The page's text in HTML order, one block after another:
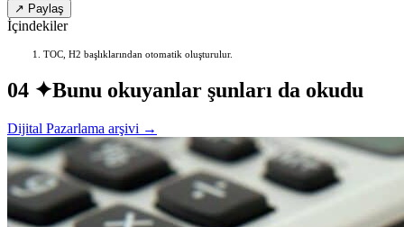
↗ Paylaş
İçindekiler
TOC, H2 başlıklarından otomatik oluşturulur.
04 ✦Bunu okuyanlar şunları da okudu
Dijital Pazarlama arşivi →